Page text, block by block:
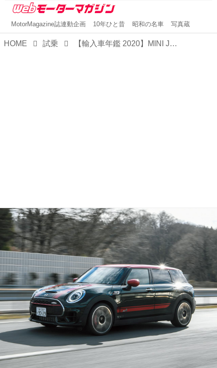
MotorMagazine誌連動企画 10年ひと昔 昭和の名車 写真蔵
HOME 試乗 【輸入車年鑑 2020】MINI JCW クラブマンは愛くるしい存在感と機敏な走り、そして高い実用性を持つ